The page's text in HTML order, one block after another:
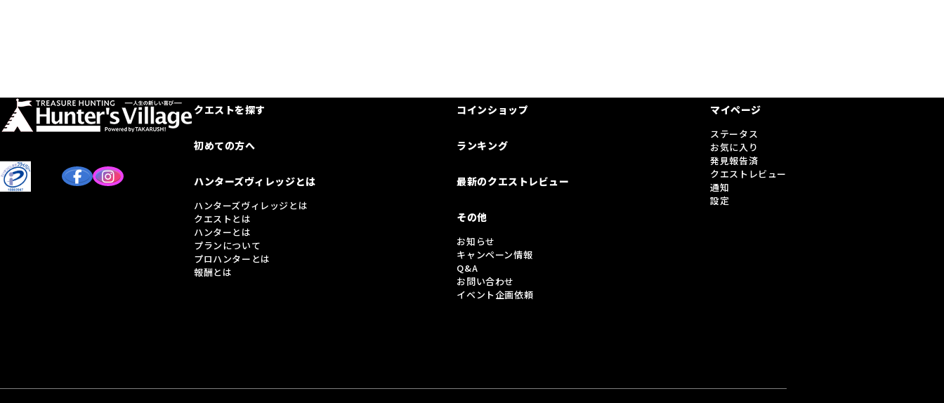
クエストを探す
初めての方へ
ハンターズヴィレッジとは
ハンターズヴィレッジとは
クエストとは
ハンターとは
プランについて
プロハンターとは
報酬とは
コインショップ
ランキング
最新のクエストレビュー
その他
お知らせ
キャンペーン情報
Q&A
お問い合わせ
イベント企画依頼
マイページ
ステータス
お気に入り
発見報告済
クエストレビュー
通知
設定